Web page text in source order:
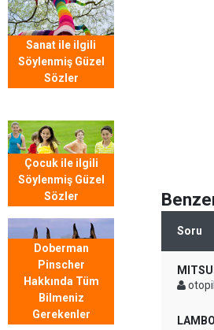
Sanat ile ilgili
Söylenmiş Güzel
Sözler
Çocuk ile ilgili
Söylenmiş Güzel
Sözler
Doberman
Pinscher
Hakkında Tüm
Bilmeniz
Gerekenler
Soru